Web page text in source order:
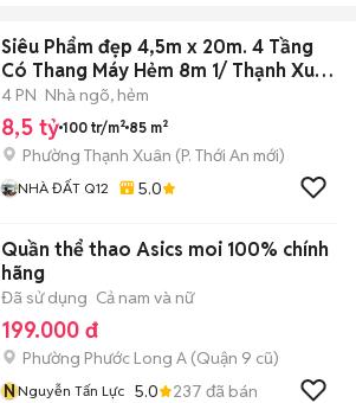
Siêu Phẩm đẹp 4,5m x 20m. 4 Tầng
Có Thang Máy Hẻm 8m 1/ Thạnh Xuân
25
4 PN Nhà ngõ, hẻm
8,5 tỷ 100 tr/m² 85 m²
Phường Thạnh Xuân (P. Thới An mới)
NHÀ ĐẤT Q12 5.0
Quần thể thao Asics moi 100% chính
hãng
Đã sử dụng Cả nam và nữ
199.000 đ
Phường Phước Long A (Quận 9 cũ)
NNguyễn Tấn Lực 5.0 237 đã bán